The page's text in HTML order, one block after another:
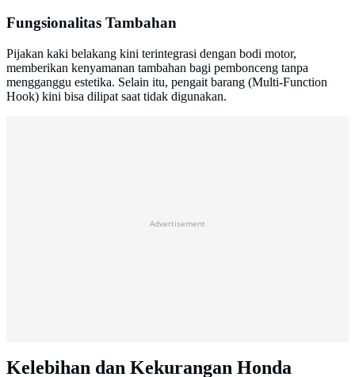
Fungsionalitas Tambahan
Pijakan kaki belakang kini terintegrasi dengan bodi motor,
memberikan kenyamanan tambahan bagi pembonceng tanpa
mengganggu estetika. Selain itu, pengait barang (Multi-Function
Hook) kini bisa dilipat saat tidak digunakan.
Advertisement
Kelebihan dan Kekurangan Honda